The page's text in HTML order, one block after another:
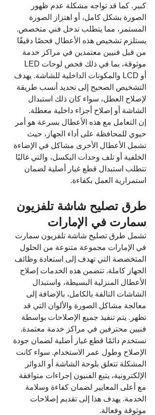
كبير. كما قد تواجه مشكلة عدم ظهور
الصورة بشكل كامل، أو اهتزاز الصورة
المستمر، مما يتطلب تدخل فني متخصص.
يستلزم تشخيص هذه الأعطال فحصًا دقيقًا
من قبل فنيين معتمدين في مراكز خدمة
أو LCD والمكونات الداخلية للشاشة. يهدف
التشخيص الصحيح إلى تحديد أنسب طريقة
لإصلاح العطل، سواء كان ذلك استبدال
الشاشة أو إصلاح أجزاء داخلية معطلة.
إن التعامل مع هذه الأعطال بسرعة هو أمر
حيوي للمحافظة على أداء الجهاز، حيث
تشمل الأعطال الأخرى مشاكل في الإضاءة
الخلفية أو تلف وحدات البكسل، والتي غالبًا
تتطلب استبدال قطع غيار أصلية لضمان
استمرارية العمل بكفاءة.
طرق تصليح شاشة تلفزيون
سمارت في الإمارات
تشمل طرق تصليح شاشة تلفزيون سمارت
في الإمارات مجموعة متنوعة من الحلول
المتخصصة التي تهدف إلى استعادة وظائف
الجهاز كاملة. تتضمن هذه الخدمات إصلاح
الأعطال المنزلية البسيطة، واستبدال
الشاشات التالفة بالكامل، بالإضافة إلى
معالجة مشاكل الصورة والألوان التي قد
تظهر. يتم تنفيذ جميع الإصلاحات بواسطة
فنيين محترفين في مراكز خدمة معتمدة.
نستخدم دائمًا قطع غيار أصلية لضمان جودة
الإصلاح وطول عمر الاستخدام. سواء كانت
المشكلة تتعلق بلوحة الشاشة أو الدوائر
الإلكترونية، يتبع الفنيون إجراءات متوافقة
مع أعلى المعايير لضمان كفاءة وسلامة
الخدمة. يهدف هذا إلى تقديم إصلاحات
موثوقة وفعالة.